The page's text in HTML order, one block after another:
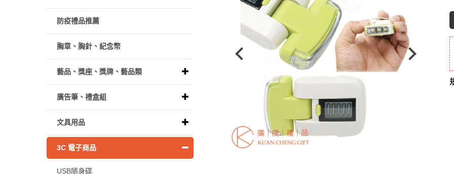
防疫禮品推薦
胸章、胸針、紀念幣
藝品、獎座、獎牌、藝品類
廣告筆、禮盒組
文具用品
3C 電子商品
USB隨身碟